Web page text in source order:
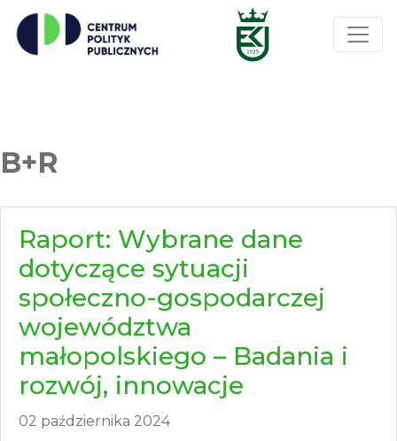
B+R
Raport: Wybrane dane
dotyczące sytuacji
społeczno-gospodarczej
województwa
małopolskiego – Badania i
rozwój, innowacje
02 października 2024